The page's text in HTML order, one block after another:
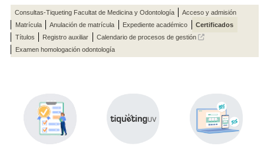
Consultas-Tiqueting Facultat de Medicina y Odontología
Acceso y admisión
Matrícula
Anulación de matrícula Expediente académico
Certificados
Títulos
Registro auxiliar
Calendario de procesos de gestión
Examen homologación odontología